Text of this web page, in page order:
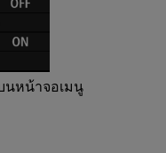
นหน้าจอเมนู